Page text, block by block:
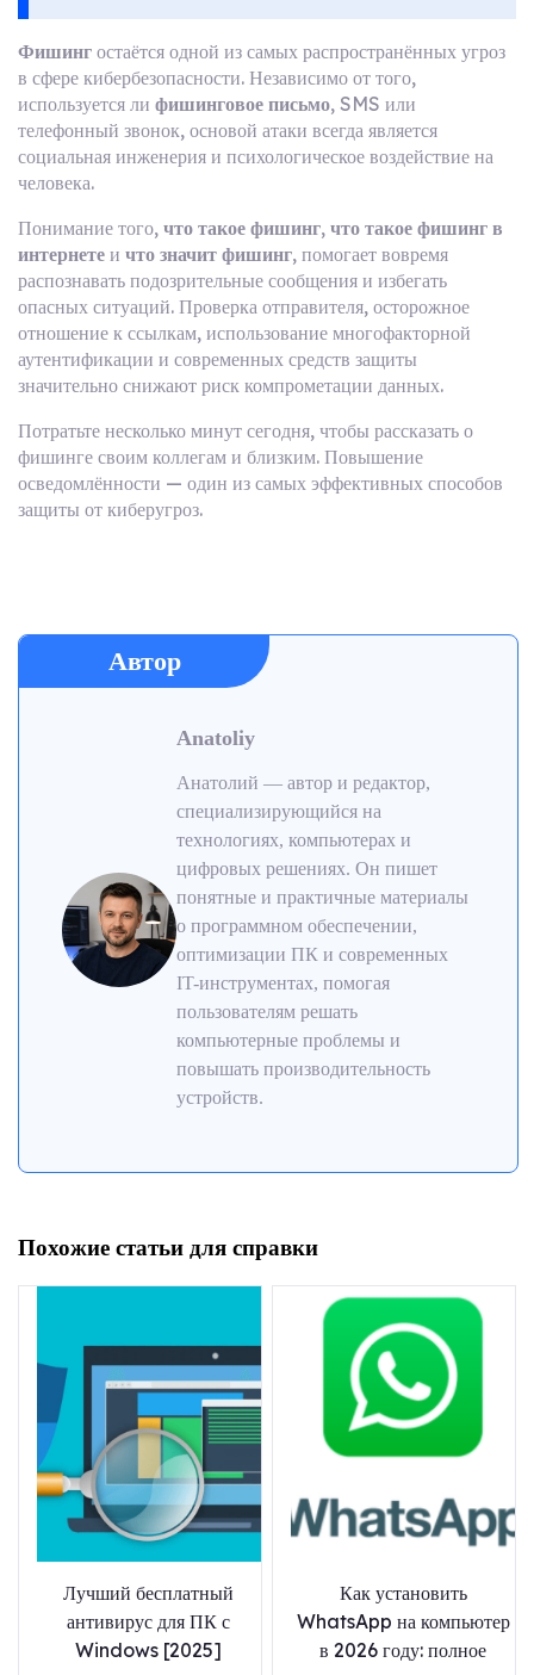
Фишинг остаётся одной из самых распространённых угроз
в сфере кибербезопасности. Независимо от того,
используется ли фишинговое письмо, SMS или
телефонный звонок, основой атаки всегда является
социальная инженерия и психологическое воздействие на
человека.
Понимание того, что такое фишинг, что такое фишинг в
интернете и что значит фишинг, помогает вовремя
распознавать подозрительные сообщения и избегать
опасных ситуаций. Проверка отправителя, осторожное
отношение к ссылкам, использование многофакторной
аутентификации и современных средств защиты
значительно снижают риск компрометации данных.
Потратьте несколько минут сегодня, чтобы рассказать о
фишинге своим коллегам и близким. Повышение
осведомлённости — один из самых эффективных способов
защиты от киберугроз.
Автор
Anatoliy
Анатолий — автор и редактор,
специализирующийся на
технологиях, компьютерах и
цифровых решениях. Он пишет
понятные и практичные материалы
о программном обеспечении,
оптимизации ПК и современных
IT-инструментах, помогая
пользователям решать
компьютерные проблемы и
повышать производительность
устройств.
Похожие статьи для справки
Лучший бесплатный
антивирус для ПК с
Windows [2025]
Как установить
WhatsApp на компьютер
в 2026 году: полное